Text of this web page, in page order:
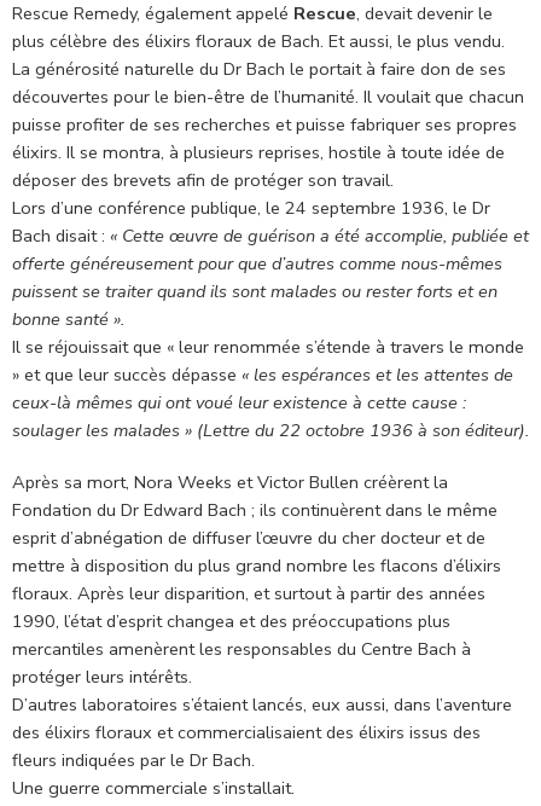
Rescue Remedy, également appelé Rescue, devait devenir le
plus célèbre des élixirs floraux de Bach. Et aussi, le plus vendu.
La générosité naturelle du Dr Bach le portait à faire don de ses
découvertes pour le bien-être de l’humanité. Il voulait que chacun
puisse profiter de ses recherches et puisse fabriquer ses propres
élixirs. Il se montra, à plusieurs reprises, hostile à toute idée de
déposer des brevets afin de protéger son travail.
Lors d’une conférence publique, le 24 septembre 1936, le Dr
Bach disait : « Cette œuvre de guérison a été accomplie, publiée et
offerte généreusement pour que d’autres comme nous-mêmes
puissent se traiter quand ils sont malades ou rester forts et en
bonne santé ».
Il se réjouissait que « leur renommée s’étende à travers le monde
» et que leur succès dépasse « les espérances et les attentes de
ceux-là mêmes qui ont voué leur existence à cette cause :
soulager les malades » (Lettre du 22 octobre 1936 à son éditeur).
Après sa mort, Nora Weeks et Victor Bullen créèrent la
Fondation du Dr Edward Bach ; ils continuèrent dans le même
esprit d’abnégation de diffuser l’œuvre du cher docteur et de
mettre à disposition du plus grand nombre les flacons d’élixirs
floraux. Après leur disparition, et surtout à partir des années
1990, l’état d’esprit changea et des préoccupations plus
mercantiles amenèrent les responsables du Centre Bach à
protéger leurs intérêts.
D’autres laboratoires s’étaient lancés, eux aussi, dans l’aventure
des élixirs floraux et commercialisaient des élixirs issus des
fleurs indiquées par le Dr Bach.
Une guerre commerciale s’installait.